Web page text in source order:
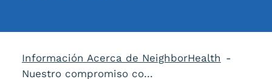
Información Acerca de NeighborHealth
Nuestro compromiso con la comunidad